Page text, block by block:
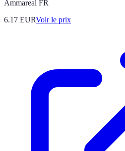
Ammareal FR
6.17 EURVoir le prix